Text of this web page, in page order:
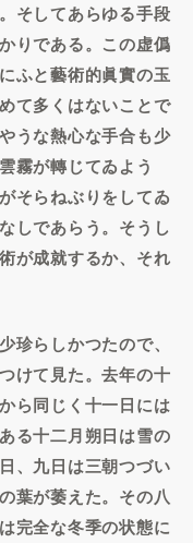
そしてあらゆる手段
りである。この虚僞
ふと藝術的眞實の玉
て多くはないことで
うな熱心な手合も少
霧が轉じてゐよう
そらねぶりをしてゐ
しであらう。そうし
が成就するか、それ
らしかつたので、
けて見た。去年の十
ら同じく十一日には
る十二月朔日は雪の
、九日は三朝つづい
葉が萎えた。その八
完全な冬季の状態に